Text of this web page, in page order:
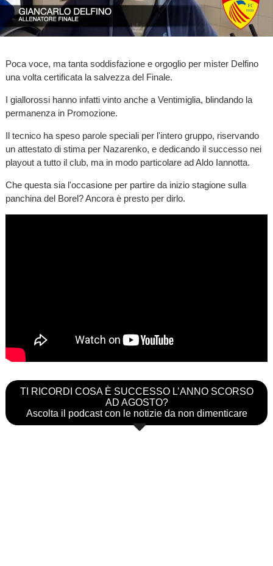
Poca voce, ma tanta soddisfazione e orgoglio per mister Delfino
una volta certificata la salvezza del Finale.
I giallorossi hanno infatti vinto anche a Ventimiglia, blindando la
permanenza in Promozione.
Il tecnico ha speso parole speciali per l'intero gruppo, riservando
un attestato di stima per Nazarenko, e dedicando il successo nei
playout a tutto il club, ma in modo particolare ad Aldo Iannotta.
Che questa sia l'occasione per partire da inizio stagione sulla
panchina del Borel? Ancora è presto per dirlo.
TI RICORDI COSA È SUCCESSO L’ANNO SCORSO
AD AGOSTO?
Ascolta il podcast con le notizie da non dimenticare